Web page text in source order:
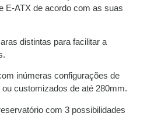
R$768,69
E-ATX de acordo com as suas
distintas para facilitar a
inúmeras configurações de
customizados de até 280mm.
com 3 possibilidades